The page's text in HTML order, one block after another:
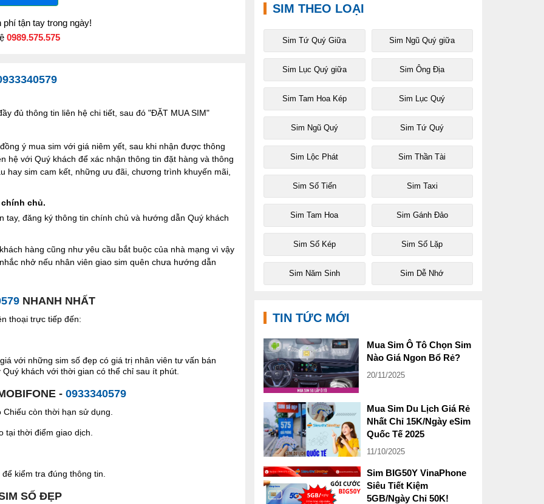
tận tay trong ngày!
0989.575.575
đủ thông tin liên hệ chi tiết, sau đó "ĐẶT MUA SIM"
ý mua sim với giá niêm yết, sau khi nhận được thông
hệ với Quý khách để xác nhận thông tin đặt hàng và thông
hay sim cam kết, những ưu đãi, chương trình khuyến mãi,
chủ.
tay, đăng ký thông tin chính chủ và hướng dẫn Quý khách
hàng cũng như yêu cầu bắt buộc của nhà mạng vì vậy
nhở nếu nhân viên giao sim quên chưa hướng dẫn
NHANH NHẤT
thoại trực tiếp đến:
với những sim số đẹp có giá trị nhân viên tư vấn bán
khách với thời gian có thể chỉ sau ít phút.
- 0933340579
còn thời hạn sử dụng.
tại thời điểm giao dịch.
kiểm tra đúng thông tin.
SỐ ĐẸP
SIM THEO LOẠI
Sim Tứ Quý Giữa Sim Ngũ Quý giữa
Sim Lục Quý giữa Sim Ông Địa
Sim Tam Hoa Kép Sim Lục Quý
Sim Ngũ Quý Sim Tứ Quý
Sim Lộc Phát Sim Thần Tài
Sim Số Tiến Sim Taxi
Sim Tam Hoa Sim Gánh Đảo
Sim Số Kép Sim Số Lặp
Sim Năm Sinh Sim Dễ Nhớ
TIN TỨC MỚI
Mua Sim Ô Tô Chọn Sim
Nào Giá Ngon Bổ Rẻ?
20/11/2025
Mua Sim Du Lịch Giá Rẻ
Nhất Chỉ 15K/Ngày eSim
Quốc Tế 2025
11/10/2025
Sim BIG50Y VinaPhone
Siêu Tiết Kiệm
5GB/Ngày Chỉ 50K!